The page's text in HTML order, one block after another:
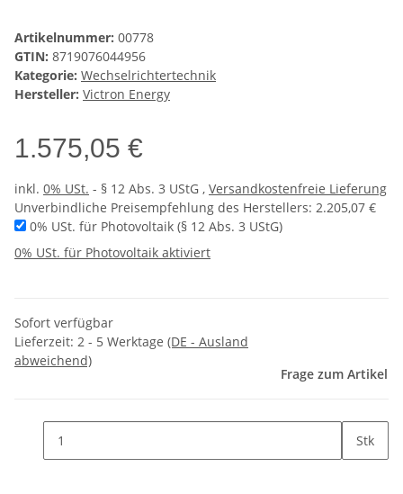
Artikelnummer: 00778
GTIN: 8719076044956
Kategorie: Wechselrichtertechnik
Hersteller: Victron Energy
1.575,05 €
inkl. 0% USt. - § 12 Abs. 3 UStG , Versandkostenfreie Lieferung
Unverbindliche Preisempfehlung des Herstellers: 2.205,07 €
0% USt. für Photovoltaik (§ 12 Abs. 3 UStG)
0% USt. für Photovoltaik aktiviert
Sofort verfügbar
Lieferzeit: 2 - 5 Werktage (DE - Ausland
abweichend)
Frage zum Artikel
Stk